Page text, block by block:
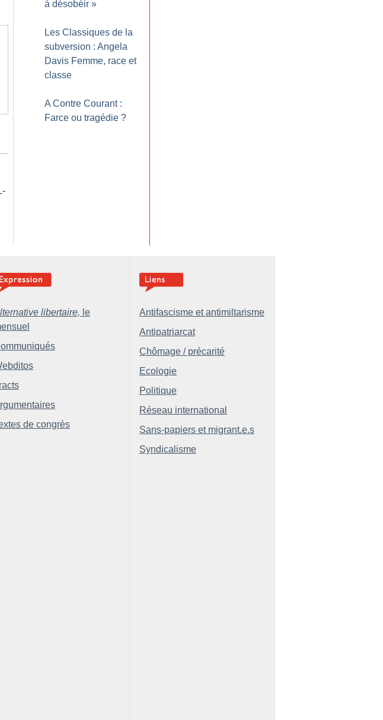
à désobéir »
Les Classiques de la
subversion : Angela
Davis Femme, race et
classe
A Contre Courant :
Farce ou tragédie ?
libertaire, le
de congrès
Antifascisme et antimiltarisme
Antipatriarcat
Chômage / précarité
Ecologie
Politique
Réseau international
Sans-papiers et migrant.e.s
Syndicalisme